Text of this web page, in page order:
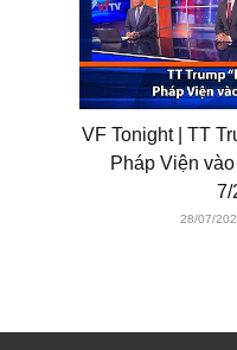
VF Tonight | TT
Pháp Viện vào
7/
28/07/